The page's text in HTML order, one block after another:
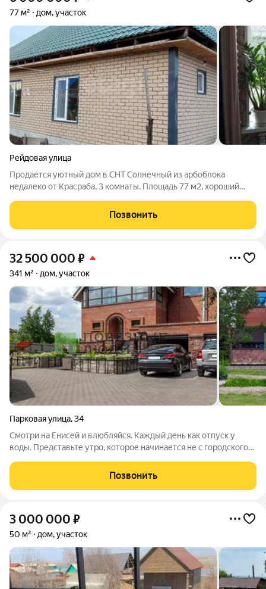
77 м² дом, участок
Рейдовая улица
Продается уютный дом в СНТ Солнечный из арбоблока
недалеко от Красраба, 3 комнаты. Площадь 77 м2, хороший
твердотпливный котел. Имеется дополнительная постройка 17
м2. Центральная вода. Совмещенный
Позвонить
32 500 000 ₽
341 м² дом, участок
Парковая улица,34
Смотри на Енисей и влюбляйся. Каждый день как отпуск у
воды. Представьте утро, которое начинается не с городского
чашкой кофе на террасе, а перед вами открывается панорама,
от которой
Позвонить
3 000 000 ₽
50 м² дом, участок